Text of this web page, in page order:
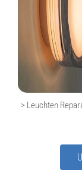
> Leuchten